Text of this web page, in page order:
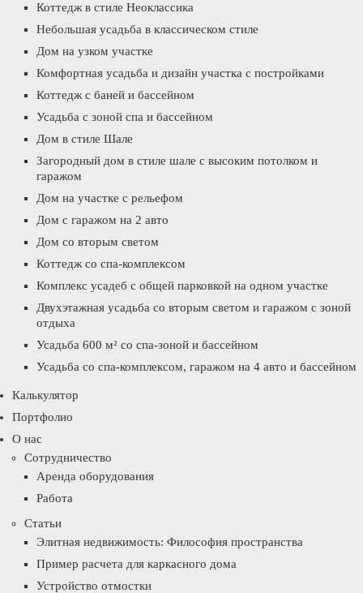
Коттедж в стиле Неоклассика
Небольшая усадьба в классическом стиле
Дом на узком участке
Комфортная усадьба и дизайн участка с постройками
Коттедж с баней и бассейном
Усадьба с зоной спа и бассейном
Дом в стиле Шале
Загородный дом в стиле шале с высоким потолком и
гаражом
Дом на участке с рельефом
Дом с гаражом на 2 авто
Дом со вторым светом
Коттедж со спа-комплексом
Комплекс усадеб с общей парковкой на одном участке
Двухэтажная усадьба со вторым светом и гаражом с зоной
отдыха
Усадьба 600 м² со спа-зоной и бассейном
Усадьба со спа-комплексом, гаражом на 4 авто и бассейном
Калькулятор
Портфолио
О нас
Сотрудничество
Аренда оборудования
Работа
Статьи
Элитная недвижимость: Философия пространства
Пример расчета для каркасного дома
Устройство отмостки